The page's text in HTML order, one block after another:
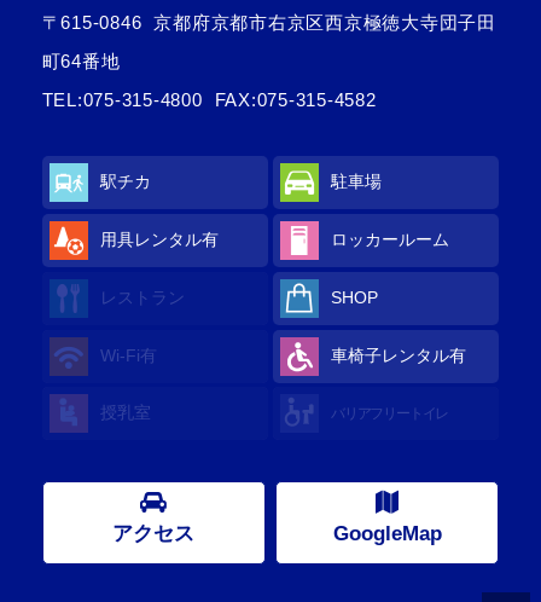
〒615-0846
京都府京都市右京区西京極徳大寺団子田
町64番地
TEL:075-315-4800 FAX:075-315-4582
駅チカ 駐車場
用具レンタル有 ロッカールーム
レストラン SHOP
Wi-Fi有 車椅子レンタル有
授乳室 バリアフリートイレ
アクセス GoogleMap